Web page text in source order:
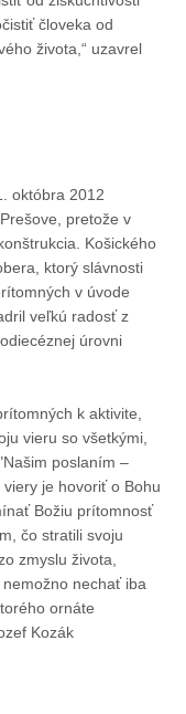
človeka od
života,“ uzavrel
októbra 2012
pretože v
Košického
ktorý slávnosti
v úvode
veľkú radosť z
úrovni
k aktivite,
vieru so všetkými,
poslaním –
je hovoriť o Bohu
Božiu prítomnosť
čo stratili svoju
zmyslu života,
nechať iba
ornáte
Kozák